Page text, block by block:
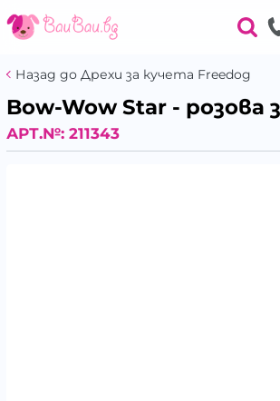
Назад до Дрехи за кучета Freedog
Bow-Wow Star - розова
АРТ.№: 211343